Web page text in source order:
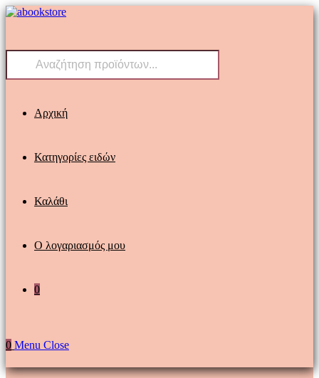
Skip
Products
Αρχική
Κατηγορίες ειδών
Καλάθι
Ο λογαριασμός μου
0
0 Menu Close